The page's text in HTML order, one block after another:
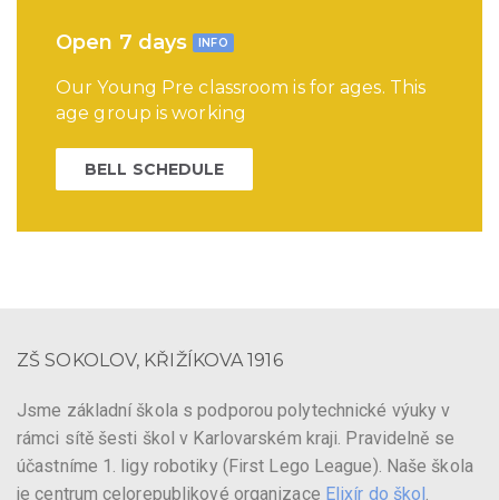
Open 7 days INFO
Our Young Pre classroom is for ages. This
age group is working
BELL SCHEDULE
ZŠ SOKOLOV, KŘIŽÍKOVA 1916
Jsme základní škola s podporou polytechnické výuky v
rámci sítě šesti škol v Karlovarském kraji. Pravidelně se
účastníme 1. ligy robotiky (First Lego League). Naše škola
je centrum celorepublikové organizace Elixír do škol .